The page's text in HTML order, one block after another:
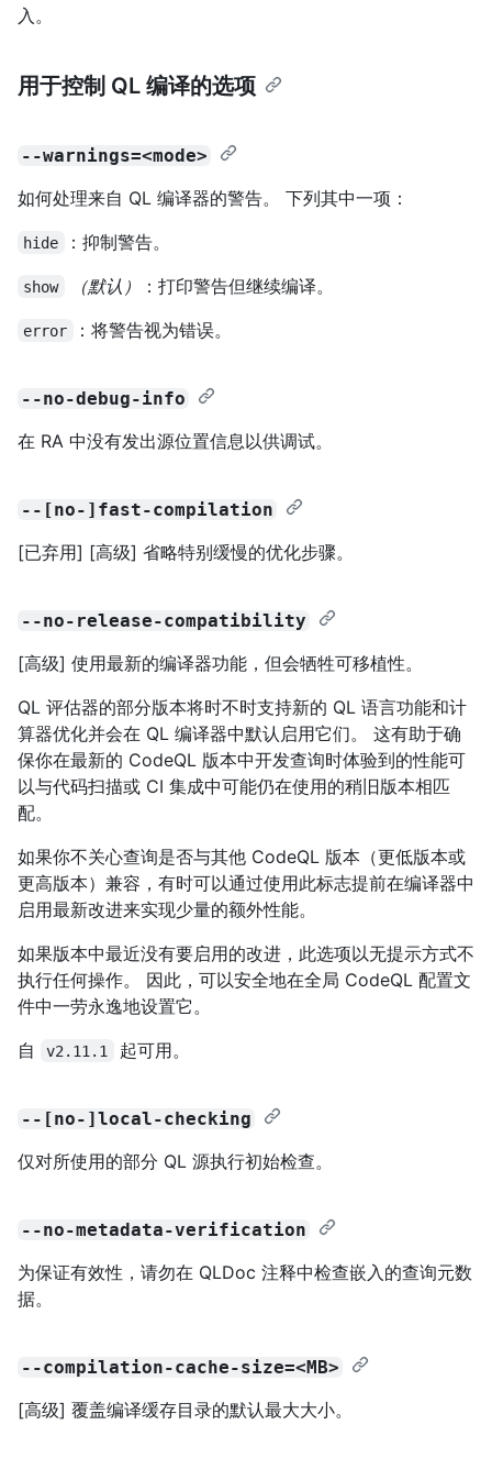
入。
用于控制 QL 编译的选项
--warnings=<mode>
如何处理来自 QL 编译器的警告。 下列其中一项：
hide ：抑制警告。
show （默认） ：打印警告但继续编译。
error ：将警告视为错误。
--no-debug-info
在 RA 中没有发出源位置信息以供调试。
--[no-]fast-compilation
[已弃用] [高级] 省略特别缓慢的优化步骤。
--no-release-compatibility
[高级] 使用最新的编译器功能，但会牺牲可移植性。
QL 评估器的部分版本将时不时支持新的 QL 语言功能和计
算器优化并会在 QL 编译器中默认启用它们。 这有助于确
保你在最新的 CodeQL 版本中开发查询时体验到的性能可
以与代码扫描或 CI 集成中可能仍在使用的稍旧版本相匹
配。
如果你不关心查询是否与其他 CodeQL 版本（更低版本或
更高版本）兼容，有时可以通过使用此标志提前在编译器中
启用最新改进来实现少量的额外性能。
如果版本中最近没有要启用的改进，此选项以无提示方式不
执行任何操作。 因此，可以安全地在全局 CodeQL 配置文
件中一劳永逸地设置它。
自
v2.11.1 起可用。
--[no-]local-checking
仅对所使用的部分 QL 源执行初始检查。
--no-metadata-verification
为保证有效性，请勿在 QLDoc 注释中检查嵌入的查询元数
据。
--compilation-cache-size=<MB>
[高级] 覆盖编译缓存目录的默认最大大小。